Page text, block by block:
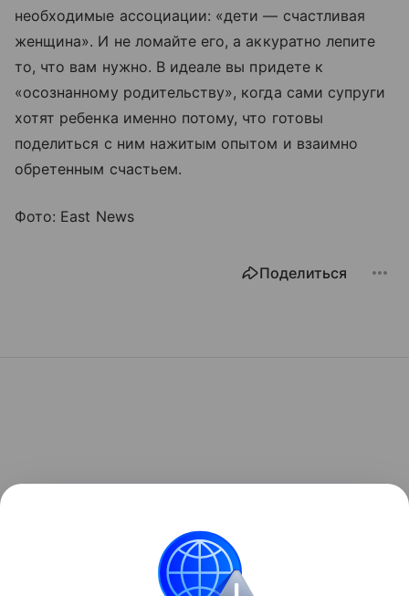
необходимые ассоциации: «дети — счастливая
женщина». И не ломайте его, а аккуратно лепите
то, что вам нужно. В идеале вы придете к
«осознанному родительству», когда сами супруги
хотят ребенка именно потому, что готовы
поделиться с ним нажитым опытом и взаимно
обретенным счастьем.
Фото: East News
Поделиться